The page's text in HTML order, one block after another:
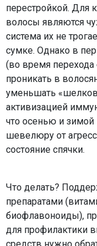
перестройкой. Для
волосы являются
система их не
сумке. Однако в
(во время перехода
проникать в
уменьшать
активизацией
что осенью и зимой
шевелюру от
состояние спячки.
Что делать?
препаратами
биофлавоноиды),
для профилактики